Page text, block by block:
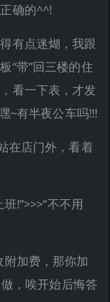
确的^^!
有点迷煳，我跟
“带”回三楼的住
看一下表，才发
~有半夜公车吗!!!
在店门外，看着
!”>>>“不不用
加费，那你加
，唉开始后悔答